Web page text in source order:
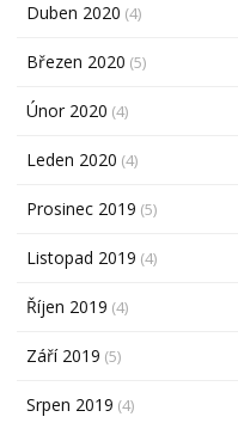
Duben 2020 (4)
Březen 2020 (5)
Únor 2020 (4)
Leden 2020 (4)
Prosinec 2019 (5)
Listopad 2019 (4)
Říjen 2019 (4)
Září 2019 (5)
Srpen 2019 (4)